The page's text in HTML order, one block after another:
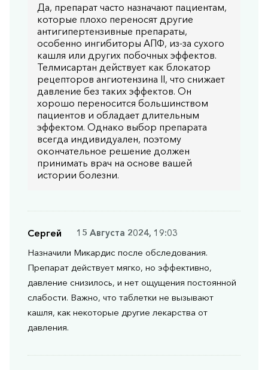
Да, препарат часто назначают пациентам,
которые плохо переносят другие
антигипертензивные препараты,
особенно ингибиторы АПФ, из-за сухого
кашля или других побочных эффектов.
Телмисартан действует как блокатор
рецепторов ангиотензина II, что снижает
давление без таких эффектов. Он
хорошо переносится большинством
пациентов и обладает длительным
эффектом. Однако выбор препарата
всегда индивидуален, поэтому
окончательное решение должен
принимать врач на основе вашей
истории болезни.
Сергей
15 Августа 2024, 19:03
Назначили Микардис после обследования.
Препарат действует мягко, но эффективно,
давление снизилось, и нет ощущения постоянной
слабости. Важно, что таблетки не вызывают
кашля, как некоторые другие лекарства от
давления.